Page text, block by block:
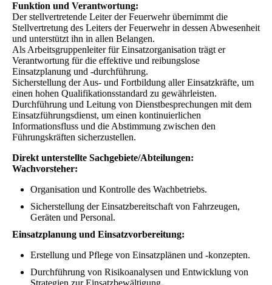
Funktion und Verantwortung:
Der stellvertretende Leiter der Feuerwehr übernimmt die
Stellvertretung des Leiters der Feuerwehr in dessen Abwesenheit
und unterstützt ihn in allen Belangen.
Als Arbeitsgruppenleiter für Einsatzorganisation trägt er
Verantwortung für die effektive und reibungslose
Einsatzplanung und -durchführung.
Sicherstellung der Aus- und Fortbildung aller Einsatzkräfte, um
einen hohen Qualifikationsstandard zu gewährleisten.
Durchführung und Leitung von Dienstbesprechungen mit dem
Einsatzführungsdienst, um einen kontinuierlichen
Informationsfluss und die Abstimmung zwischen den
Führungskräften sicherzustellen.
Direkt unterstellte Sachgebiete/Abteilungen:
Wachvorsteher:
Organisation und Kontrolle des Wachbetriebs.
Sicherstellung der Einsatzbereitschaft von Fahrzeugen,
Geräten und Personal.
Einsatzplanung und Einsatzvorbereitung:
Erstellung und Pflege von Einsatzplänen und -konzepten.
Durchführung von Risikoanalysen und Entwicklung von